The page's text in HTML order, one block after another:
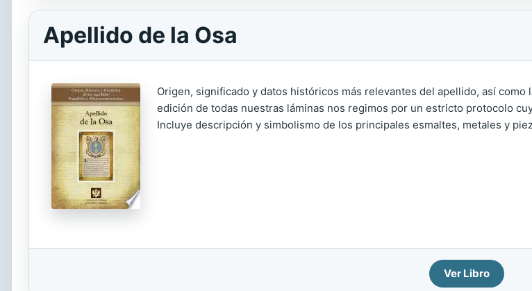
Apellido de la Osa
Origen, significado y datos históricos más relevantes del apellido, así
edición de todas nuestras láminas nos regimos por un estricto protocolo
Incluye descripción y simbolismo de los principales esmaltes, metales y
Ver Libro